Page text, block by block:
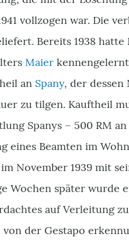
vollzogen war. Die
Bereits 1938
Maier
an Spany, der dessen
zu tilgen. Kauftheil
Spanys – 500 RM
eines Beamten im
November 1939 mit
Wochen später
auf Verleitung
von der Gestapo